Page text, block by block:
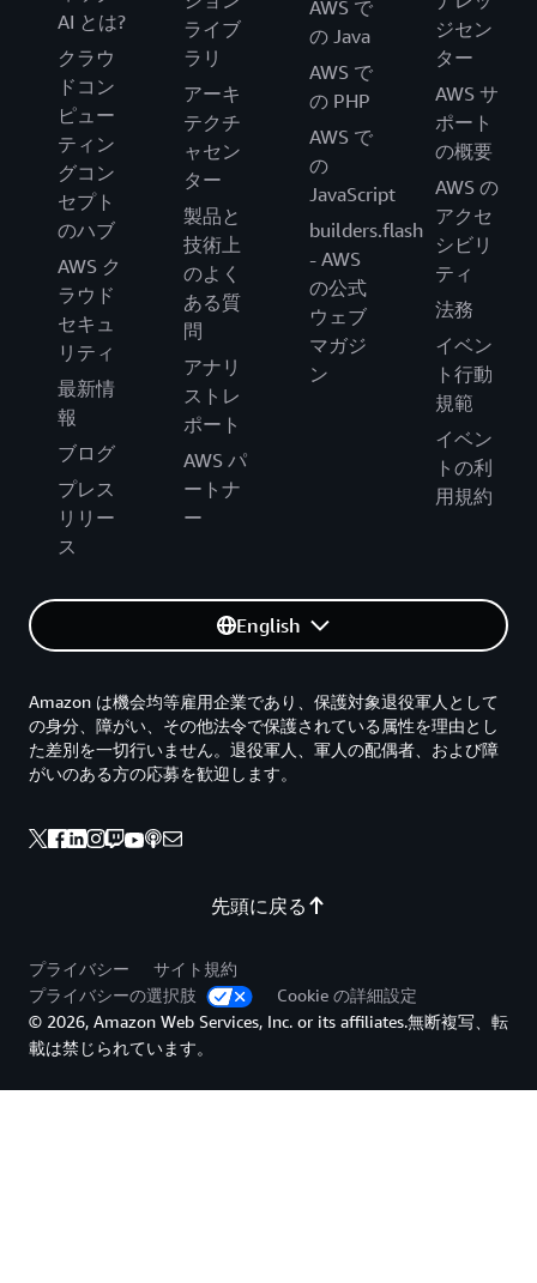
AI とは?
クラウ
ドコン
ピュー
ティン
グコン
セプト
のハブ
AWS ク
ラウド
セキュ
リティ
最新情
報
ブログ
プレス
リリー
ス
ライブ
ラリ
アーキ
テクチ
ャセン
ター
製品と
技術上
のよく
ある質
問
アナリ
ストレ
ポート
AWS パ
ートナ
ー
AWS で
の Java
AWS で
の PHP
AWS で
の
JavaScript
builders.flash
- AWS
の公式
ウェブ
マガジ
ン
ジセン
ター
AWS サ
ポート
の概要
AWS の
アクセ
シビリ
ティ
法務
イベン
ト行動
規範
イベン
トの利
用規約
English
先頭に戻る
Amazon は機会均等雇用企業であり、保護対象退役軍人として
の身分、障がい、その他法令で保護されている属性を理由とし
た差別を一切行いません。退役軍人、軍人の配偶者、および障
がいのある方の応募を歓迎します。
プライバシー
サイト規約
プライバシーの選択肢
Cookie の詳細設定
© 2026, Amazon Web Services, Inc. or its affiliates.無断複写、転
載は禁じられています。